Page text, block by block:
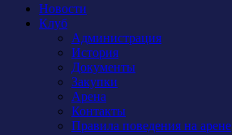
Новости
Клуб
Администрация
История
Документы
Закупки
Арена
Контакты
Правила поведения на арене